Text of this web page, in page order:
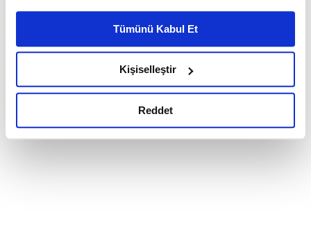
Ayarlar butonuna tıklayabilir,Çerez Bilgilendirme
Metnimizi ziyaret edebilirsiniz.
6698 sayılı Kişisel Verilerin Korunması Kanunu uyarınca
okumak ve sitemizi ziyaretiniz kapsamında
gerçekleştirilen veri işleme faaliyetleri ile ilgili daha
detaylı bilgi almak için lütfentıklayınız.
Tümünü Kabul Et
Kişiselleştir
Reddet